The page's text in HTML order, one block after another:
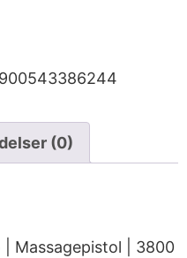
(0)
| Massagepistol | 3800